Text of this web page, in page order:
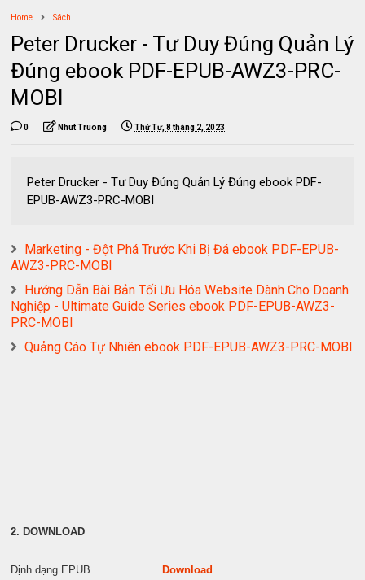
Home Sách
Peter Drucker - Tư Duy Đúng Quản Lý
Đúng ebook PDF-EPUB-AWZ3-PRC-
MOBI
0 Nhut Truong Thứ Tư, 8 tháng 2, 2023
Peter Drucker - Tư Duy Đúng Quản Lý Đúng ebook PDF-
EPUB-AWZ3-PRC-MOBI
Marketing - Đột Phá Trước Khi Bị Đá ebook PDF-EPUB-
AWZ3-PRC-MOBI
Hướng Dẫn Bài Bản Tối Ưu Hóa Website Dành Cho Doanh
Nghiệp - Ultimate Guide Series ebook PDF-EPUB-AWZ3-
PRC-MOBI
Quảng Cáo Tự Nhiên ebook PDF-EPUB-AWZ3-PRC-MOBI
2. DOWNLOAD
Định dạng EPUB Download